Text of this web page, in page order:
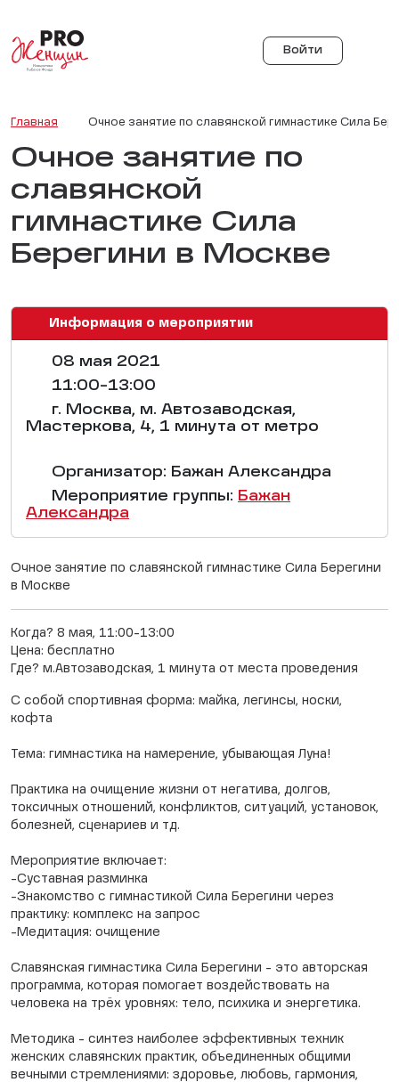
Войти
Главная Очное занятие по славянской гимнастике Сила
Очное занятие по
славянской
гимнастике Сила
Берегини в Москве
Информация о мероприятии
08 мая 2021
11:00-13:00
г. Москва, м. Автозаводская,
Мастеркова, 4, 1 минута от метро
Организатор: Бажан Александра
Мероприятие группы: Бажан
Александра
Очное занятие по славянской гимнастике Сила Берегини
в Москве
Когда? 8 мая, 11:00-13:00
Цена: бесплатно
Где? м.Автозаводская, 1 минута от места проведения
С собой спортивная форма: майка, легинсы, носки,
кофта
Тема: гимнастика на намерение, убывающая Луна!
Практика на очищение жизни от негатива, долгов,
токсичных отношений, конфликтов, ситуаций, установок,
болезней, сценариев и тд.
Мероприятие включает:
-Суставная разминка
-Знакомство с гимнастикой Сила Берегини через
практику: комплекс на запрос
-Медитация: очищение
Славянская гимнастика Сила Берегини - это авторская
программа, которая помогает воздействовать на
человека на трёх уровнях: тело, психика и энергетика.
Методика - синтез наиболее эффективных техник
женских славянских практик, объединенных общими
вечными стремлениями: здоровье, любовь, гармония,